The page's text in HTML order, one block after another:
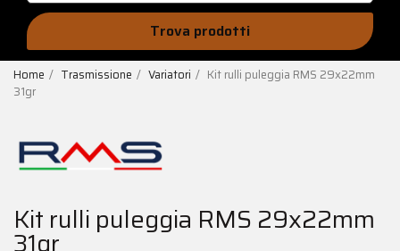
Trova prodotti
Home Trasmissione Variatori
Kit rulli puleggia RMS 29x22mm
31gr
Kit rulli puleggia RMS 29x22mm